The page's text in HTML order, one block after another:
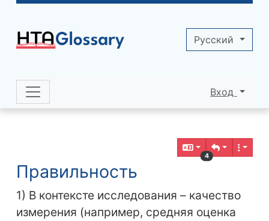
Navigation and related functionality
4
Правильность
1) В контексте исследования – качество
измерения (например, средняя оценка
Site identity, navigation, etc.
Вход
Pусский